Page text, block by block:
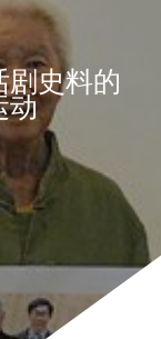
史料的
动